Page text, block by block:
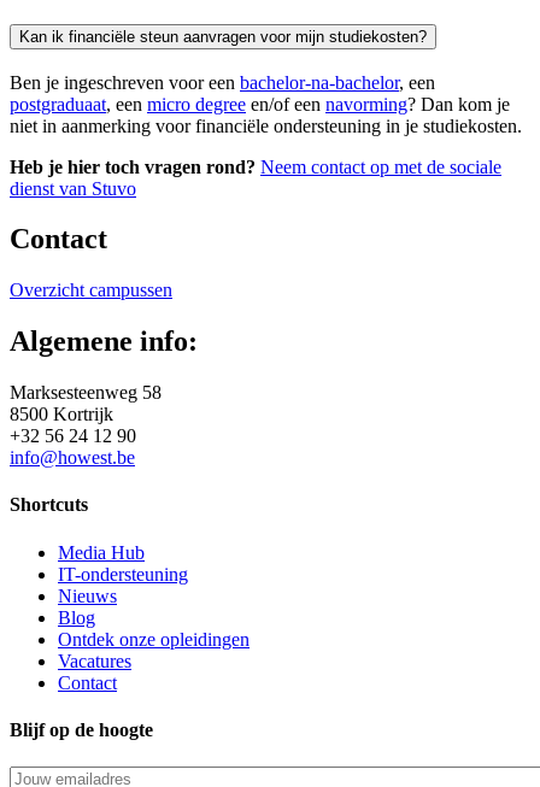
Kan ik financiële steun aanvragen voor mijn studiekosten?
Ben je ingeschreven voor een bachelor-na-bachelor, een
postgraduaat, een micro degree en/of een navorming? Dan kom je
niet in aanmerking voor financiële ondersteuning in je studiekosten.
Heb je hier toch vragen rond? Neem contact op met de sociale
dienst van Stuvo
Contact
Overzicht campussen
Algemene info:
Marksesteenweg 58
8500 Kortrijk
+32 56 24 12 90
info@howest.be
Shortcuts
Media Hub
IT-ondersteuning
Nieuws
Blog
Ontdek onze opleidingen
Vacatures
Contact
Blijf op de hoogte